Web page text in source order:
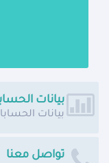
بيانات
بيانات
تواصل معنا